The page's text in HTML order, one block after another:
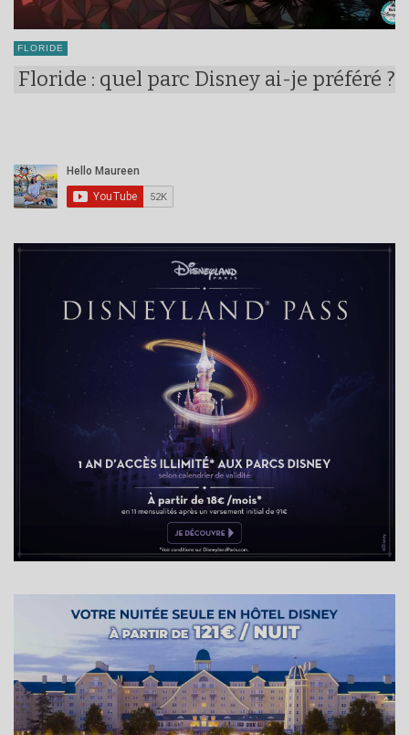
FLORIDE
Floride : quel parc Disney ai-je préféré ?